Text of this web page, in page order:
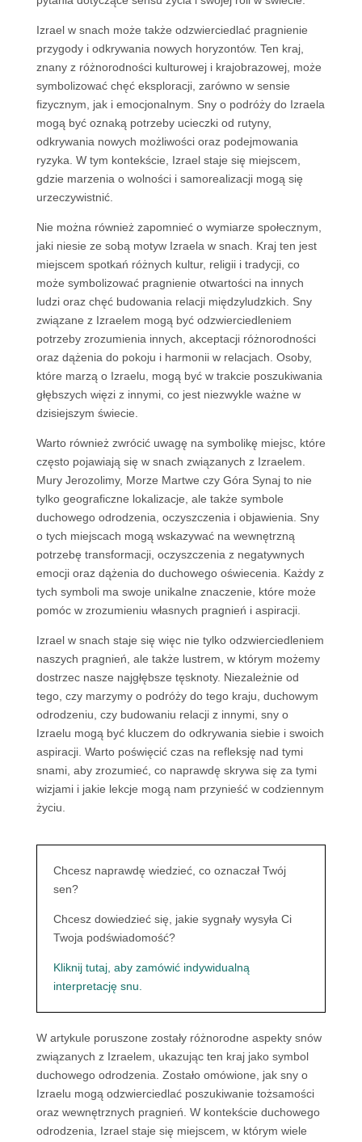
Izrael w snach może także odzwierciedlać pragnienie
przygody i odkrywania nowych horyzontów. Ten kraj,
znany z różnorodności kulturowej i krajobrazowej, może
symbolizować chęć eksploracji, zarówno w sensie
fizycznym, jak i emocjonalnym. Sny o podróży do Izraela
mogą być oznaką potrzeby ucieczki od rutyny,
odkrywania nowych możliwości oraz podejmowania
ryzyka. W tym kontekście, Izrael staje się miejscem,
gdzie marzenia o wolności i samorealizacji mogą się
urzeczywistnić.
Nie można również zapomnieć o wymiarze społecznym,
jaki niesie ze sobą motyw Izraela w snach. Kraj ten jest
miejscem spotkań różnych kultur, religii i tradycji, co
może symbolizować pragnienie otwartości na innych
ludzi oraz chęć budowania relacji międzyludzkich. Sny
związane z Izraelem mogą być odzwierciedleniem
potrzeby zrozumienia innych, akceptacji różnorodności
oraz dążenia do pokoju i harmonii w relacjach. Osoby,
które marzą o Izraelu, mogą być w trakcie poszukiwania
głębszych więzi z innymi, co jest niezwykle ważne w
dzisiejszym świecie.
Warto również zwrócić uwagę na symbolikę miejsc, które
często pojawiają się w snach związanych z Izraelem.
Mury Jerozolimy, Morze Martwe czy Góra Synaj to nie
tylko geograficzne lokalizacje, ale także symbole
duchowego odrodzenia, oczyszczenia i objawienia. Sny
o tych miejscach mogą wskazywać na wewnętrzną
potrzebę transformacji, oczyszczenia z negatywnych
emocji oraz dążenia do duchowego oświecenia. Każdy z
tych symboli ma swoje unikalne znaczenie, które może
pomóc w zrozumieniu własnych pragnień i aspiracji.
Izrael w snach staje się więc nie tylko odzwierciedleniem
naszych pragnień, ale także lustrem, w którym możemy
dostrzec nasze najgłębsze tęsknoty. Niezależnie od
tego, czy marzymy o podróży do tego kraju, duchowym
odrodzeniu, czy budowaniu relacji z innymi, sny o
Izraelu mogą być kluczem do odkrywania siebie i swoich
aspiracji. Warto poświęcić czas na refleksję nad tymi
snami, aby zrozumieć, co naprawdę skrywa się za tymi
wizjami i jakie lekcje mogą nam przynieść w codziennym
życiu.
Chcesz naprawdę wiedzieć, co oznaczał Twój
sen?
Chcesz dowiedzieć się, jakie sygnały wysyła Ci
Twoja podświadomość?
Kliknij tutaj, aby zamówić indywidualną
interpretację snu.
W artykule poruszone zostały różnorodne aspekty snów
związanych z Izraelem, ukazując ten kraj jako symbol
duchowego odrodzenia. Zostało omówione, jak sny o
Izraelu mogą odzwierciedlać poszukiwanie tożsamości
oraz wewnętrznych pragnień. W kontekście duchowego
odrodzenia, Izrael staje się miejscem, w którym wiele